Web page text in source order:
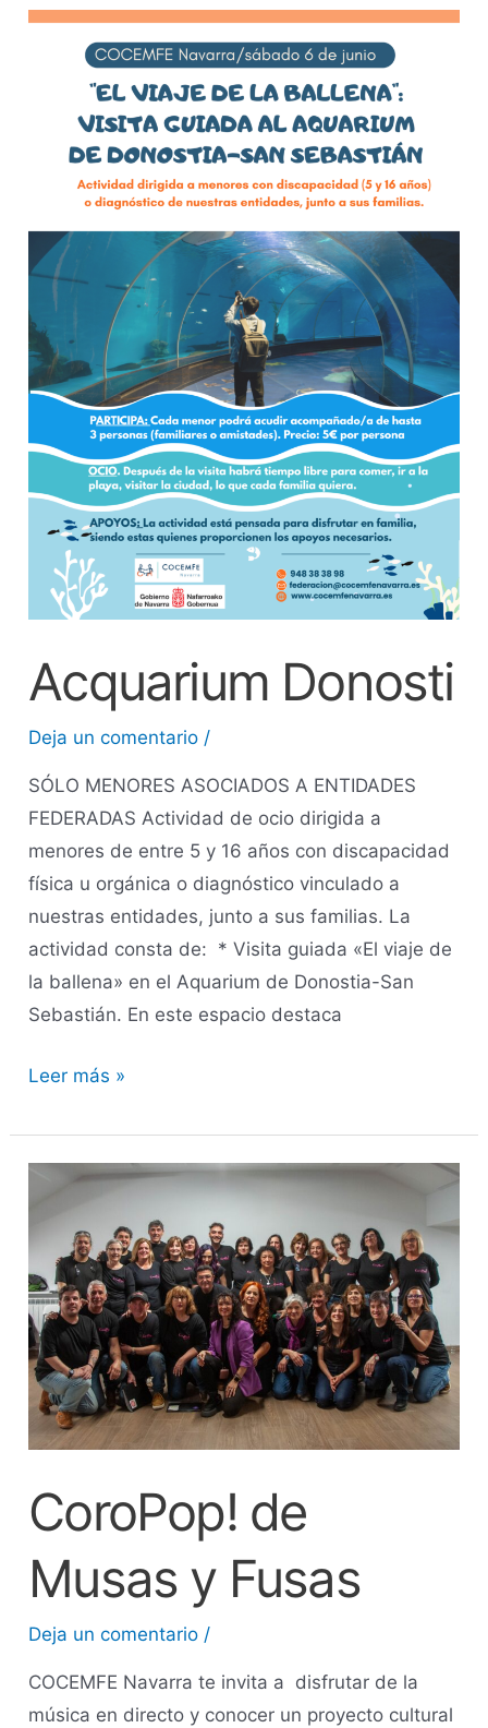
Acquarium Donosti
Deja un comentario /
SÓLO MENORES ASOCIADOS A ENTIDADES
FEDERADAS Actividad de ocio dirigida a
menores de entre 5 y 16 años con discapacidad
física u orgánica o diagnóstico vinculado a
nuestras entidades, junto a sus familias. La
actividad consta de: * Visita guiada «El viaje de
la ballena» en el Aquarium de Donostia-San
Sebastián. En este espacio destaca
Acquarium
Donosti
Leer más »
CoroPop! de
Musas y Fusas
Deja un comentario /
COCEMFE Navarra te invita a disfrutar de la
música en directo y conocer un proyecto cultural
CoroPop!
Musas
y
Fusas